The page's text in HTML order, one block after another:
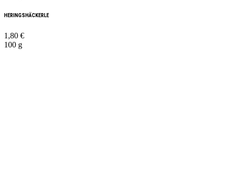
HERINGSHÄCKERLE
1,80 €
100 g